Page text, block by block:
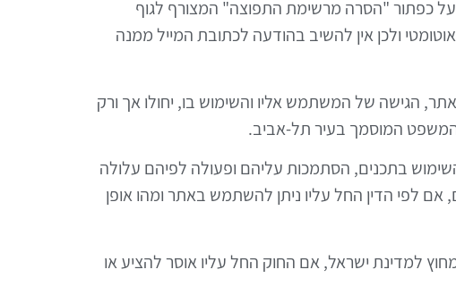
כפתור "הסרה מרשימת התפוצה" המצורף לגוף
ולכן אין להשיב בהודעה לכתובת המייל ממנה
הגישה של המשתמש אליו והשימוש בו, יחולו אך ורק
המשפט המוסמך בעיר תל-אביב.
בתכנים, הסתמכות עליהם ופעולה לפיהם עלולה
אם לפי הדין החל עליו ניתן להשתמש באתר ומהו אופן
למדינת ישראל, אם החוק החל עליו אוסר להציע או